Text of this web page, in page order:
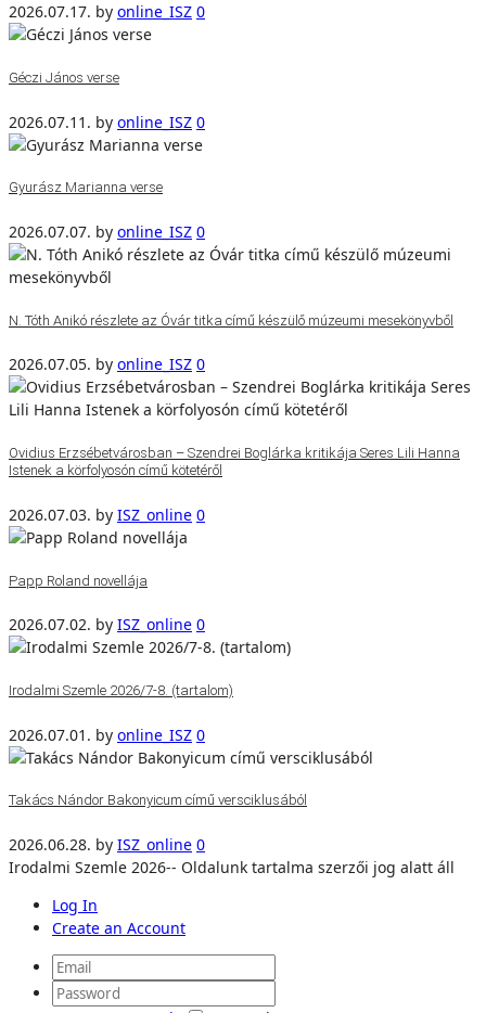
2026.07.17. by online_ISZ 0
Géczi János verse
2026.07.11. by online_ISZ 0
Gyurász Marianna verse
2026.07.07. by online_ISZ 0
N. Tóth Anikó részlete az Óvár titka című készülő múzeumi mesekönyvből
2026.07.05. by online_ISZ 0
Ovidius Erzsébetvárosban – Szendrei Boglárka kritikája Seres Lili Hanna
Istenek a körfolyosón című kötetéről
2026.07.03. by ISZ_online 0
Papp Roland novellája
2026.07.02. by ISZ_online 0
Irodalmi Szemle 2026/7-8. (tartalom)
2026.07.01. by online_ISZ 0
Takács Nándor Bakonyicum című versciklusából
2026.06.28. by ISZ_online 0
Irodalmi Szemle 2026-- Oldalunk tartalma szerzői jog alatt áll
Log In
Create an Account